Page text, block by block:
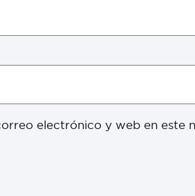
electrónico y web en este